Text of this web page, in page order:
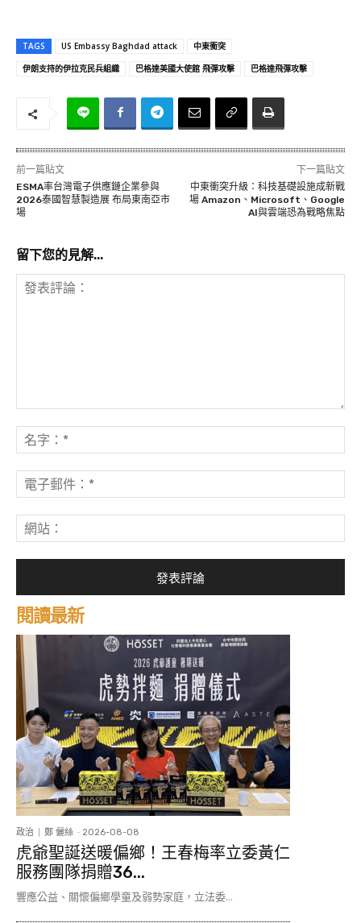
TAGS US Embassy Baghdad attack
中東衝突
伊朗支持的伊拉克民兵組織
巴格達美國大使館 飛彈攻擊 巴格達飛彈攻擊
前一篇貼文
ESMA率台灣電子供應鏈企業參與
2026泰國智慧製造展 布局東南亞市
場
下一篇貼文
中東衝突升級：科技基礎設施成新戰
場 Amazon、Microsoft、Google
AI與雲端恐為戰略焦點
留下您的見解...
表
評
論：
字
*
子
郵
*站
閱讀最新
政治 鄭 儷絲 - 2026-08-08
虎爺聖誕送暖偏鄉！王春梅率立委黃仁
服務團隊捐贈36...
響應公益、關懷偏鄉學童及弱勢家庭，立法委...